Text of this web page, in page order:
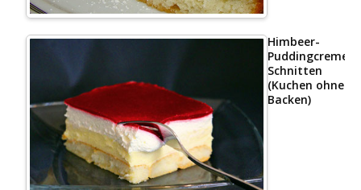
Himbeer-
Puddingcreme
Schnitten
(Kuchen ohne
Backen)